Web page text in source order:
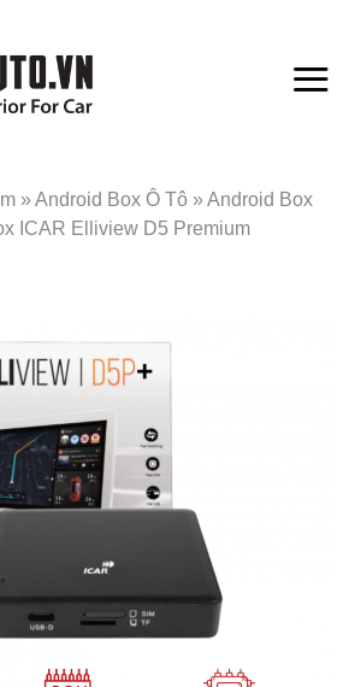
»Android Box Ô Tô »Android Box
ICAR Elliview D5 Premium